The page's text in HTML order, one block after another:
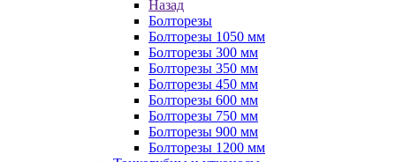
Назад
Болторезы
Болторезы 1050 мм
Болторезы 300 мм
Болторезы 350 мм
Болторезы 450 мм
Болторезы 600 мм
Болторезы 750 мм
Болторезы 900 мм
Болторезы 1200 мм